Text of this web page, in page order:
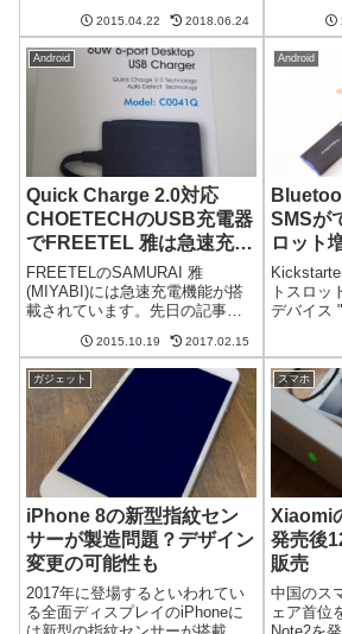
はありません。実際どうなの
か、Battery Mixアプリを使って
測定してみました。 測定は、あ
まり外乱がない...
2015.04.22 2018.06.24
た。サ
しない
ろ、位置
回避で
Android
Quick Charge 2.0対応
CHOETECHのUSB充電器
でFREETEL 雅は急速充電
できるのか？
FREETELのSAMURAI 雅
(MIYABI)には急速充電機能が搭
載されています。先日の記事で
確かに一般的な充電器よりも高
速に充電できることを確認しま
した。でも、単純に充電器の供
給電力の違いなのでは？という
気...
2015.10.19 2017.02.15
Android
SMSが
ロット
トスロッ
デバイス
セプトの
Bluetooth
ードスロ
の
ガジェット
iPhone 8の新型指紋セン
サーが製造問題？デザイン
変更の可能性も
2017年に登場するといわれてい
る全面ディスプレイのiPhoneに
スマホ
Xiaomi
発売後
販売
中国のス
ェア首位